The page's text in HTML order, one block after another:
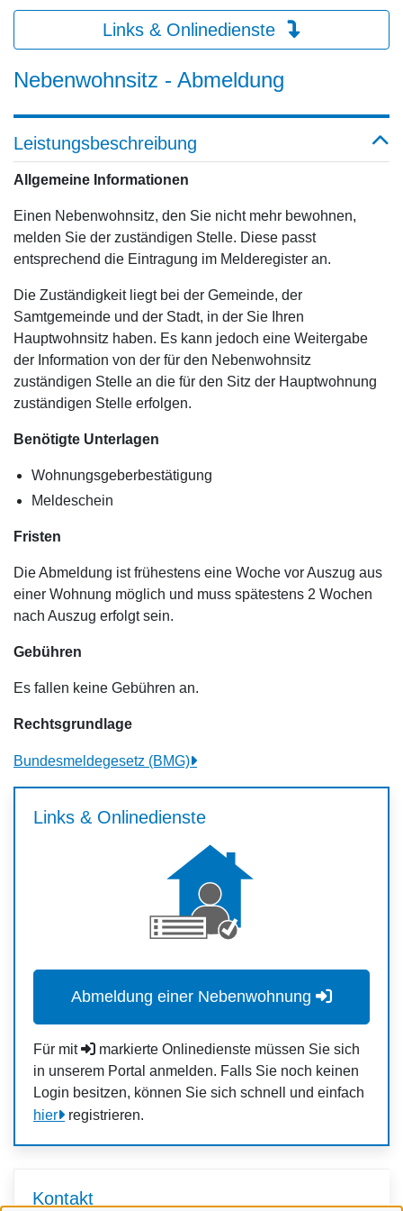
Links & Onlinedienste
Nebenwohnsitz - Abmeldung
Leistungsbeschreibung
Allgemeine Informationen
Einen Nebenwohnsitz, den Sie nicht mehr bewohnen,
melden Sie der zuständigen Stelle. Diese passt
entsprechend die Eintragung im Melderegister an.
Die Zuständigkeit liegt bei der Gemeinde, der
Samtgemeinde und der Stadt, in der Sie Ihren
Hauptwohnsitz haben. Es kann jedoch eine Weitergabe
der Information von der für den Nebenwohnsitz
zuständigen Stelle an die für den Sitz der Hauptwohnung
zuständigen Stelle erfolgen.
Benötigte Unterlagen
Wohnungsgeberbestätigung
Meldeschein
Fristen
Die Abmeldung ist frühestens eine Woche vor Auszug aus
einer Wohnung möglich und muss spätestens 2 Wochen
nach Auszug erfolgt sein.
Gebühren
Es fallen keine Gebühren an.
Rechtsgrundlage
Bundesmeldegesetz (BMG)
Links & Onlinedienste
Abmeldung einer Nebenwohnung
Für mit
markierte Onlinedienste müssen Sie sich
in unserem Portal anmelden. Falls Sie noch keinen
Login besitzen, können Sie sich schnell und einfach
hier
registrieren.
Kontakt